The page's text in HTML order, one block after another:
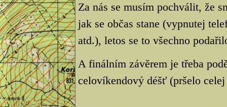
Za nás se musím pochválit, že
jak se občas stane (vypnutej
atd.), letos se to všechno
A finálním závěrem je třeba
celovíkendový déšť (pršelo